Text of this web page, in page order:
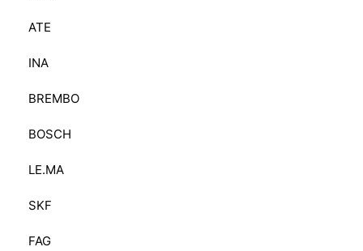
ATE
INA
BREMBO
BOSCH
LE.MA
SKF
FAG